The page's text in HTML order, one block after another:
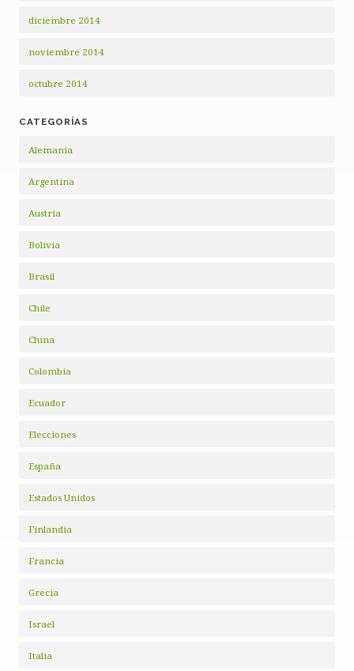
diciembre 2014
noviembre 2014
octubre 2014
CATEGORÍAS
Alemania
Argentina
Austria
Bolivia
Brasil
Chile
China
Colombia
Ecuador
Elecciones
España
Estados Unidos
Finlandia
Francia
Grecia
Israel
Italia